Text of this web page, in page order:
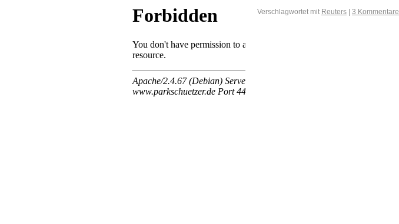
Verschlagwortet mit Reuters | 3 Kommentare